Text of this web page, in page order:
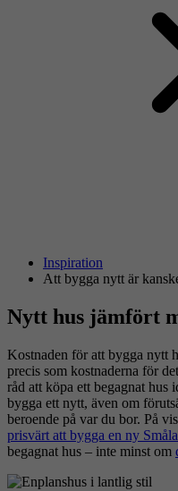
Inspiration
Att bygga nytt är
Nytt hus jämfört
Kostnaden för att bygga nytt
precis som kostnaderna för
råd att köpa ett begagnat hus
bygga ett nytt, även om
beroende på var du bor. På
prisvärt att bygga en ny
begagnat hus – inte minst om